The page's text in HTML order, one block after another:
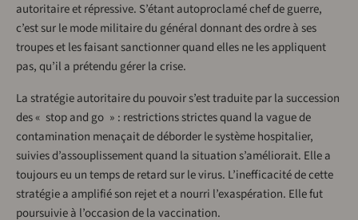
autoritaire et répressive. S’étant autoproclamé chef de guerre,
c’est sur le mode militaire du général donnant des ordre à ses
troupes et les faisant sanctionner quand elles ne les appliquent
pas, qu’il a prétendu gérer la crise.
La stratégie autoritaire du pouvoir s’est traduite par la succession
des « stop and go » : restrictions strictes quand la vague de
contamination menaçait de déborder le système hospitalier,
suivies d’assouplissement quand la situation s’améliorait. Elle a
toujours eu un temps de retard sur le virus. L’inefficacité de cette
stratégie a amplifié son rejet et a nourri l’exaspération. Elle fut
poursuivie à l’occasion de la vaccination.